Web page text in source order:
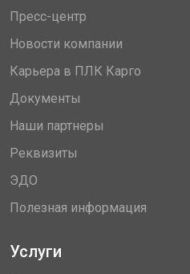
Пресс-центр
Новости компании
Карьера в ПЛК Карго
Документы
Наши партнеры
Реквизиты
ЭДО
Полезная информация
Услуги